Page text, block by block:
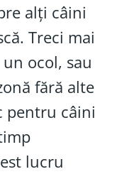
alți câini
Treci mai
ocol, sau
fără alte
pentru câini
lucru